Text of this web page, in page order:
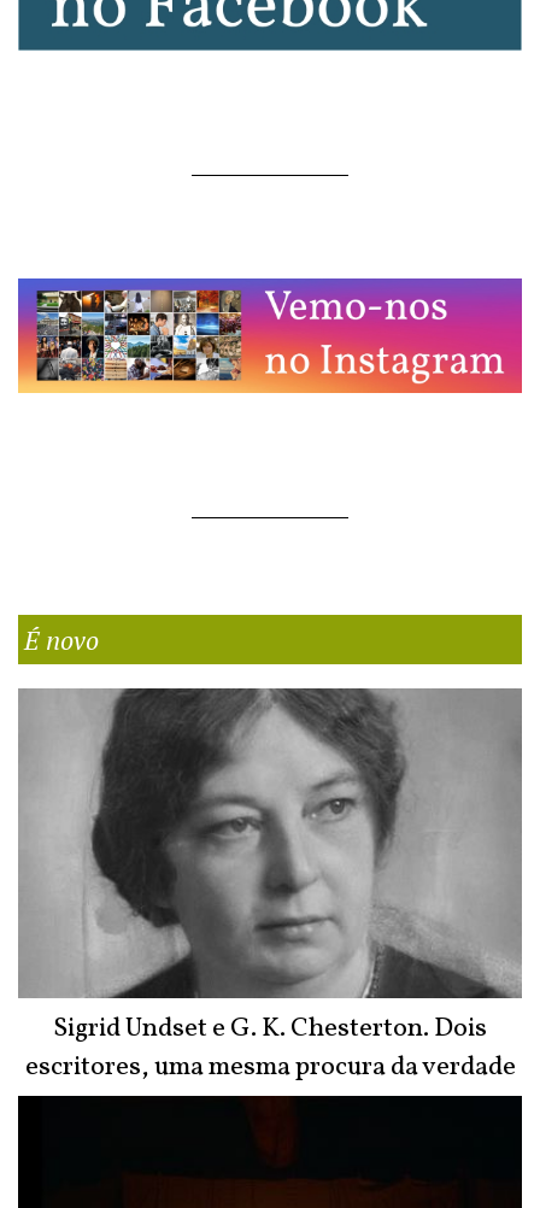
É novo
Sigrid Undset e G. K. Chesterton. Dois
escritores, uma mesma procura da verdade